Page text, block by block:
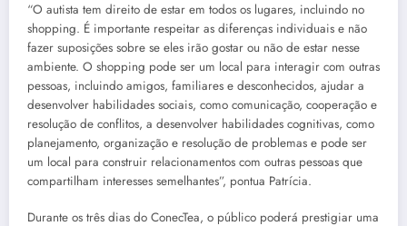
“O autista tem direito de estar em todos os lugares, incluindo no
shopping. É importante respeitar as diferenças individuais e não
fazer suposições sobre se eles irão gostar ou não de estar nesse
ambiente. O shopping pode ser um local para interagir com outras
pessoas, incluindo amigos, familiares e desconhecidos, ajudar a
desenvolver habilidades sociais, como comunicação, cooperação e
resolução de conflitos, a desenvolver habilidades cognitivas, como
planejamento, organização e resolução de problemas e pode ser
um local para construir relacionamentos com outras pessoas que
compartilham interesses semelhantes”, pontua Patrícia.
Durante os três dias do ConecTea, o público poderá prestigiar uma